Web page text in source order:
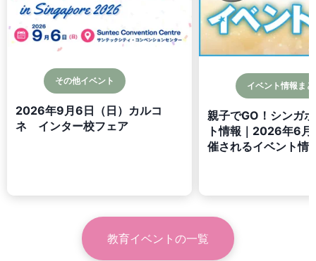
その他イベント
2026年9月6日（日）カルコ
ネ インター校フェア
イベント情報ま
親子でGO！シンガ
ト情報｜2026年6
催されるイベント情
教育イベント の一覧